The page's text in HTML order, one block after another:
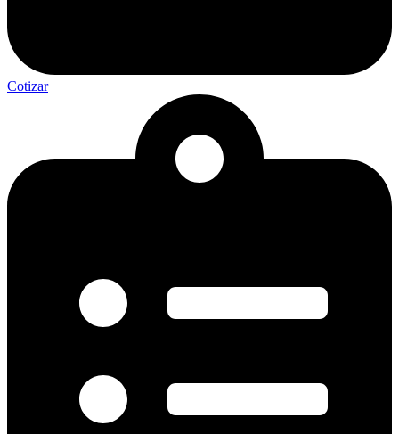
Cotizar